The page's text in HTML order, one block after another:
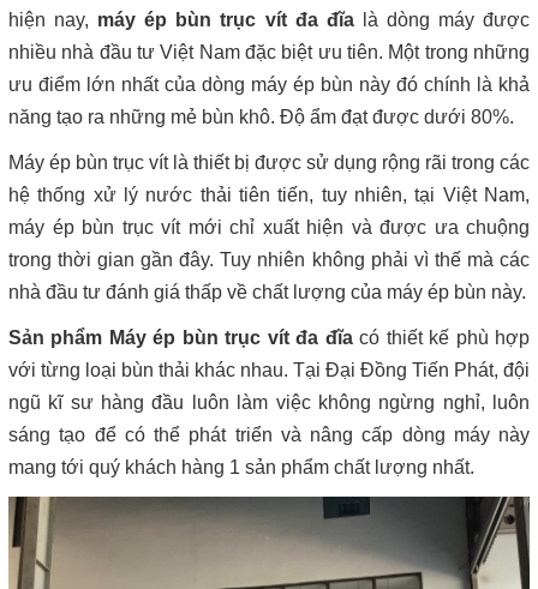
hiện nay, máy ép bùn trục vít đa đĩalà dòng máy được
nhiều nhà đầu tư Việt Nam đặc biệt ưu tiên. Một trong những
ưu điểm lớn nhất của dòng máy ép bùn này đó chính là khả
năng tạo ra những mẻ bùn khô. Độ ẩm đạt được dưới 80%.
Máy ép bùn trục vít là thiết bị được sử dụng rộng rãi trong các
hệ thống xử lý nước thải tiên tiến, tuy nhiên, tại Việt Nam,
máy ép bùn trục vít mới chỉ xuất hiện và được ưa chuộng
trong thời gian gần đây. Tuy nhiên không phải vì thế mà các
nhà đầu tư đánh giá thấp về chất lượng của máy ép bùn này.
Sản phẩm Máy ép bùn trục vít đa đĩacó thiết kế phù hợp
với từng loại bùn thải khác nhau. Tại Đại Đồng Tiến Phát, đội
ngũ kĩ sư hàng đầu luôn làm việc không ngừng nghỉ, luôn
sáng tạo để có thể phát triển và nâng cấp dòng máy này
mang tới quý khách hàng 1 sản phẩm chất lượng nhất.